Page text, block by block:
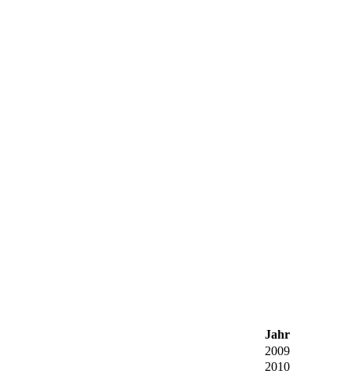
Jahr
2009
2010